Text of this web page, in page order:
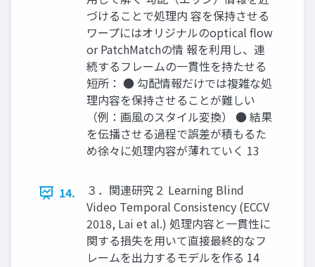
づけることで処理内 容を保持させる
ワープにはオリジナルのoptical flow
or PatchMatchの情 報を利用し、連
続するフレームの一貫性を持たせる
短所： ● 勾配情報だけでは複雑な処
理内容を保持させることが難しい
（例：画風のスタイル変換） ● 結果
を伝播させる過程で誤差が積もるた
め徐々に処理内容が薄れていく 13
14.
３．関連研究２ Learning Blind
Video Temporal Consistency (ECCV
2018, Lai et al.) 処理内容と一貫性に
関する損失を用いて直接最終的なフ
レームを出力するモデルを作る 14